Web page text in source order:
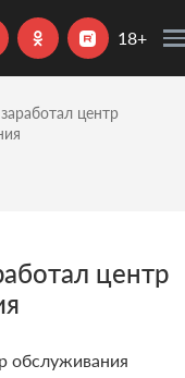
18+
центр
центр
обслуживания